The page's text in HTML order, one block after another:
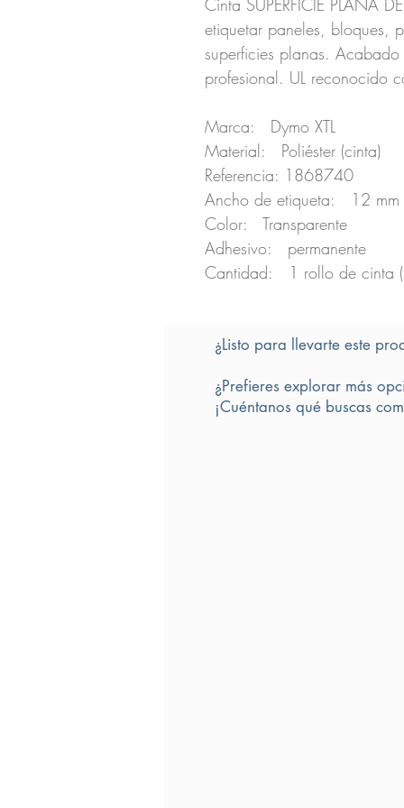
Cinta SUPERFICIE PLANA
etiquetar paneles, bloques,
superficies planas.
profesional. UL reconocido
Marca: Dymo XTL
Material: Poliéster (cinta)
Referencia: 1868740
Ancho de etiqueta: 12 mm
Color: Transparente
Adhesivo: permanente
Cantidad: 1 rollo de cinta
¿Listo para llevarte este
¿Prefieres explorar más
¡Cuéntanos qué buscas